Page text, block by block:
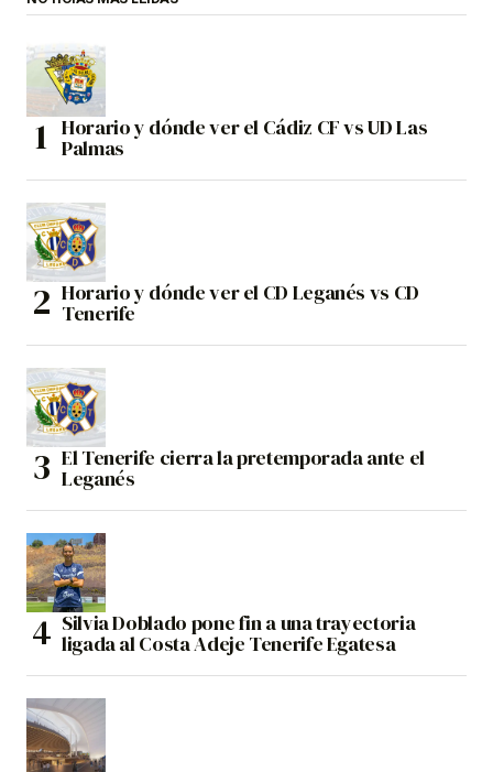
Horario y dónde ver el Cádiz CF vs UD Las
Palmas
Horario y dónde ver el CD Leganés vs CD
Tenerife
El Tenerife cierra la pretemporada ante el
Leganés
Silvia Doblado pone fin a una trayectoria
ligada al Costa Adeje Tenerife Egatesa